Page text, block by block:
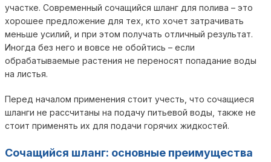
участке. Современный сочащийся шланг для полива – это
хорошее предложение для тех, кто хочет затрачивать
меньше усилий, и при этом получать отличный результат.
Иногда без него и вовсе не обойтись – если
обрабатываемые растения не переносят попадание воды
на листья.
Перед началом применения стоит учесть, что сочащиеся
шланги не рассчитаны на подачу питьевой воды, также не
стоит применять их для подачи горячих жидкостей.
Сочащийся шланг: основные преимущества